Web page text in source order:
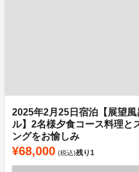
2025年2月25日宿泊【展望
ル】2名様夕食コース料理と
ングをお愉しみ
¥68,000 (税込)残り1